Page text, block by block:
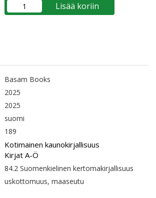
Lisää koriin
Basam Books
2025
2025
suomi
189
Kotimainen kaunokirjallisuus
Kirjat A-Ö
84.2 Suomenkielinen kertomakirjallisuus
uskottomuus, maaseutu